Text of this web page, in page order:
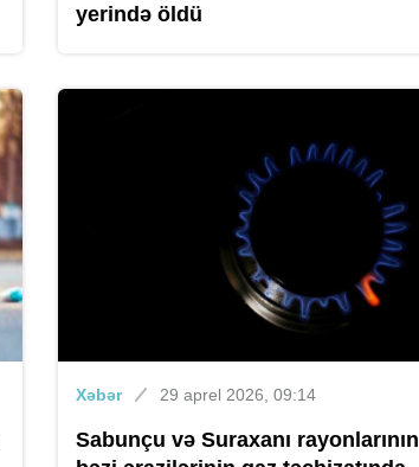
yerində öldü
Xəbər 29 aprel 2026, 09:14
Sabunçu və Suraxanı rayonlarının